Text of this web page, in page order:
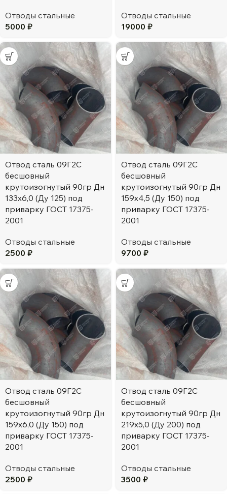
Отводы стальные
5000 ₽
Отводы стальные
19000 ₽
Отвод сталь 09Г2С
бесшовный
крутоизогнутый 90гр Дн
133х6,0 (Ду 125) под
приварку ГОСТ 17375-
2001
Отводы стальные
2500 ₽
Отвод сталь 09Г2С
бесшовный
крутоизогнутый 90гр Дн
159х4,5 (Ду 150) под
приварку ГОСТ 17375-
2001
Отводы стальные
9700 ₽
Отвод сталь 09Г2С
бесшовный
крутоизогнутый 90гр Дн
159х6,0 (Ду 150) под
приварку ГОСТ 17375-
2001
Отводы стальные
2500 ₽
Отвод сталь 09Г2С
бесшовный
крутоизогнутый 90гр Дн
219х5,0 (Ду 200) под
приварку ГОСТ 17375-
2001
Отводы стальные
3500 ₽